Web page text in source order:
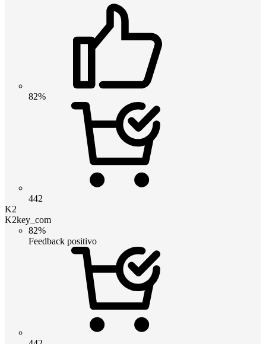
82%
442
K2
K2key_com
82%
Feedback positivo